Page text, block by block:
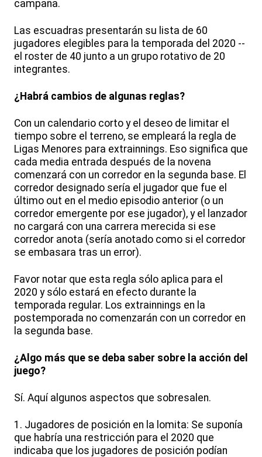
campaña.
Las escuadras presentarán su lista de 60
jugadores elegibles para la temporada del 2020 --
el roster de 40 junto a un grupo rotativo de 20
integrantes.
¿Habrá cambios de algunas reglas?
Con un calendario corto y el deseo de limitar el
tiempo sobre el terreno, se empleará la regla de
Ligas Menores para extrainnings. Eso significa que
cada media entrada después de la novena
comenzará con un corredor en la segunda base. El
corredor designado sería el jugador que fue el
último out en el medio episodio anterior (o un
corredor emergente por ese jugador), y el lanzador
no cargará con una carrera merecida si ese
corredor anota (sería anotado como si el corredor
se embasara tras un error).
Favor notar que esta regla sólo aplica para el
2020 y sólo estará en efecto durante la
temporada regular. Los extrainnings en la
postemporada no comenzarán con un corredor en
la segunda base.
¿Algo más que se deba saber sobre la acción del
juego?
Sí. Aquí algunos aspectos que sobresalen.
1. Jugadores de posición en la lomita: Se suponía
que habría una restricción para el 2020 que
indicaba que los jugadores de posición podían